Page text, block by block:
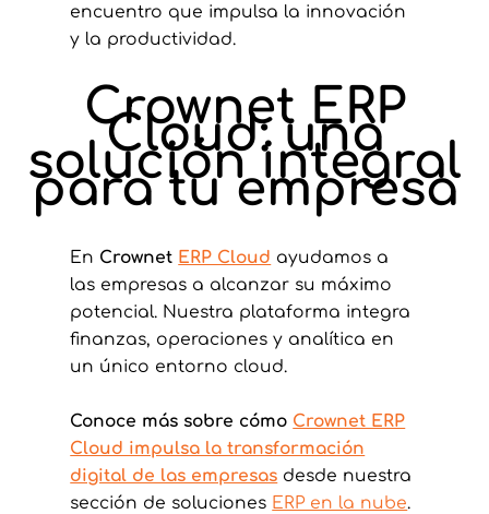
encuentro que impulsa la innovación
y la productividad.
Crownet ERP
Cloud: una
solución integral
para tu empresa
En Crownet ERP Cloud ayudamos a
las empresas a alcanzar su máximo
potencial. Nuestra plataforma integra
finanzas, operaciones y analítica en
un único entorno cloud.
Conoce más sobre cómo Crownet ERP
Cloud impulsa la transformación
digital de las empresas desde nuestra
sección de soluciones ERP en la nube.